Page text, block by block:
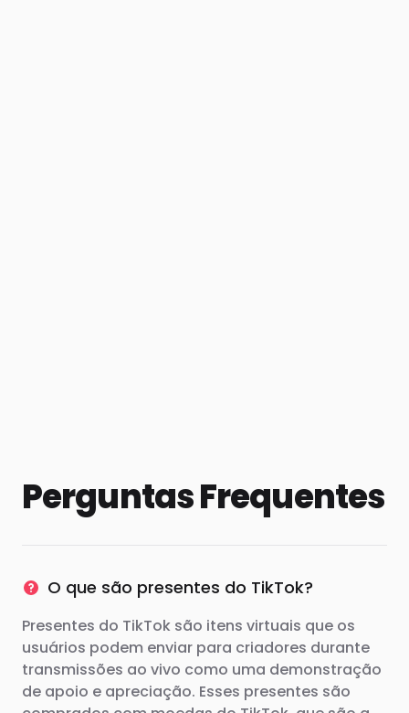
Perguntas Frequentes
O que são presentes do TikTok?
Presentes do TikTok são itens virtuais que os
usuários podem enviar para criadores durante
transmissões ao vivo como uma demonstração
de apoio e apreciação. Esses presentes são